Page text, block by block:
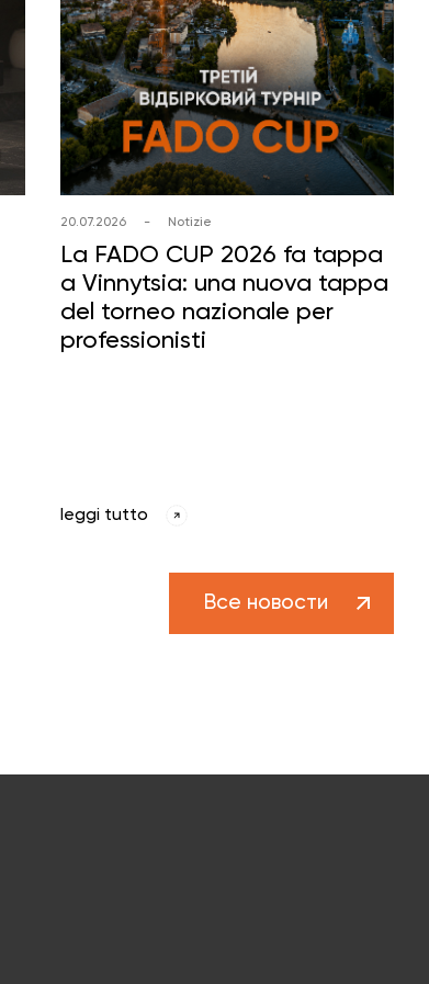
20.07.2026 - Notizie
La FADO CUP 2026 fa tappa
a Vinnytsia: una nuova tappa
del torneo nazionale per
professionisti
leggi tutto
Все новости